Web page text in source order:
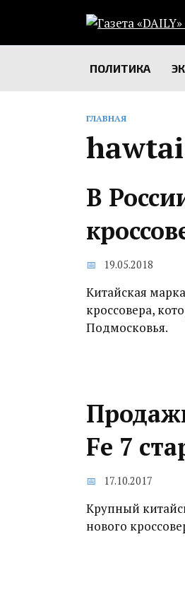
содержанию
ПОЛИТИКА
ГЛАВНАЯ
hawtai
В
19.05.2018
Китайская
кроссовера,
Подмосковья.
Fe 7
17.10.2017
Крупный
нового